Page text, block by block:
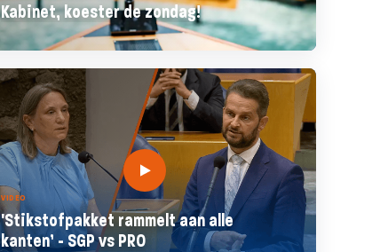
Kabinet, koester de zondag!
VIDEO
'Stikstofpakket rammelt aan alle
kanten’ - SGP vs PRO